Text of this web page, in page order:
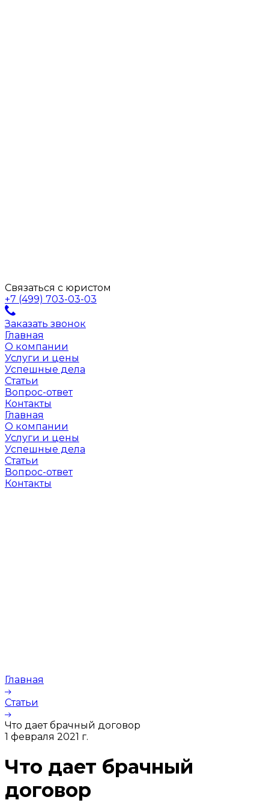
Связаться с юристом
+7 (499) 703-03-03
Заказать звонок
Главная
О компании
Услуги и цены
Успешные дела
Статьи
Вопрос-ответ
Контакты
Главная
О компании
Услуги и цены
Успешные дела
Статьи
Вопрос-ответ
Контакты
Главная
Статьи
Что дает брачный договор
1 февраля 2021 г.
Что дает брачный
договор